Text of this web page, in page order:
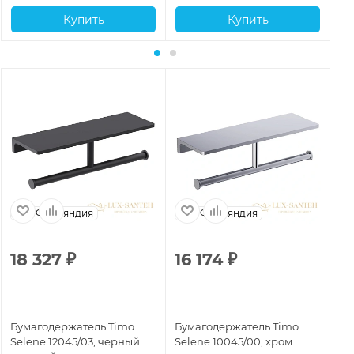
Купить Купить
Финляндия
18 327 ₽
Бумагодержатель Timo
Selene 12045/03, черный
Финляндия
16 174₽
Бумагодержатель Timo
Selene 10045/00, хром